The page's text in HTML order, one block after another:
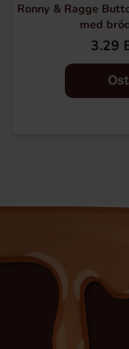
Ronny & Ragge
med
3.29